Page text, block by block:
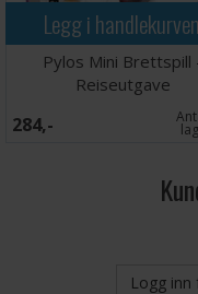
Legg i handlekurven
Pylos Mini Brettspill
Reiseutgave
284,-
Logg inn